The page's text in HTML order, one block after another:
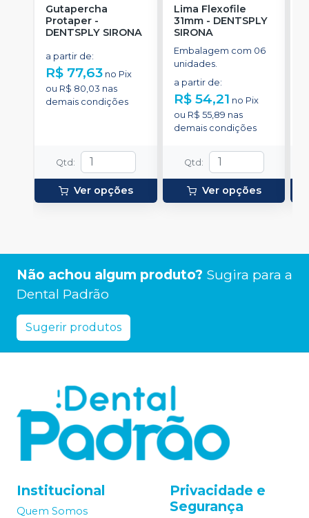
Gutapercha
Protaper -
DENTSPLY SIRONA
a partir de:
R$ 77,63 no Pix
ou R$ 80,03 nas
demais condições
Qtd:
Ver opções
Lima Flexofile
31mm- DENTSPLY
SIRONA
Embalagem com 06
unidades.
a partir de:
R$ 54,21 no Pix
ou R$ 55,89 nas
demais condições
Qtd:
Ver opções
Não achou algum produto? Sugira para a
Dental Padrão
Sugerir produtos
Institucional
Quem Somos
Privacidade e
Segurança